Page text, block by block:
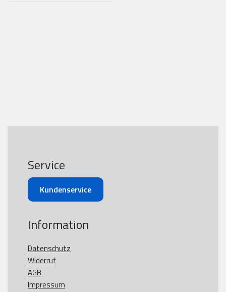
Service
Kundenservice
Information
Datenschutz
Widerruf
AGB
Impressum